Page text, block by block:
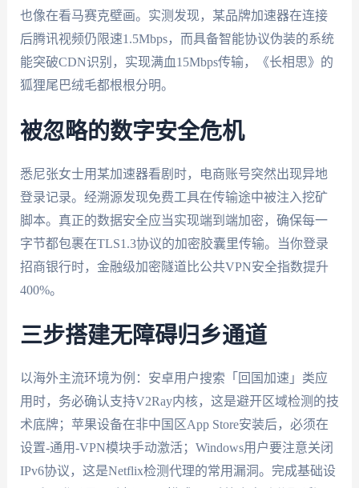
也像在看马赛克壁画。实测发现，某品牌加速器在连接
后腾讯视频仍限速1.5Mbps，而具备智能协议伪装的系统
能突破CDN识别，实现满血15Mbps传输，《长相思》的
狐狸尾巴绒毛都根根分明。
被忽略的数字安全危机
悉尼张女士用某加速器看剧时，电商账号突然出现异地
登录记录。经溯源发现免费工具在传输途中被注入挖矿
脚本。真正的数据安全应当实现端到端加密，确保每一
字节都包裹在TLS1.3协议的加密胶囊里传输。当你登录
招商银行时，金融级加密隧道比公共VPN安全指数提升
400%。
三步搭建无障碍归乡通道
以海外主流环境为例：安卓用户搜索「回国加速」类应
用时，务必确认支持V2Ray内核，这是避开区域检测的技
术底牌；苹果设备在非中国区App Store安装后，必须在
设置-通用-VPN模块手动激活；Windows用户要注意关闭
IPv6协议，这是Netflix检测代理的常用漏洞。完成基础设